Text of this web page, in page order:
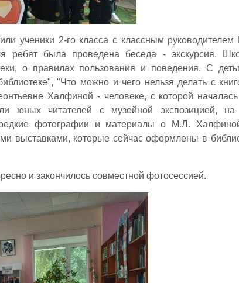
ученики 2-го класса с классным
ребят была проведена беседа - экскурсия.
о правилах пользования и поведения. С
"Что можно и чего нельзя делать с
Халфиной - человеке, с которой началась
юных читателей с музейной экспозицией, на
редкие фотографии и материалы о М.Л.
выставками, которые сейчас оформлены в
и закончилось совместной фотосессией.